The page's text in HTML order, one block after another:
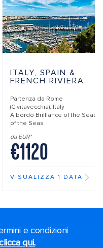
ITALY, SPAIN &
FRENCH RIVIERA
Partenza da Rome
(Civitavecchia), Italy
A bordo Brilliance of the Seas
of the Seas
da EUR*
€1120
VISUALIZZA 1 DATA
e condizioni
qui..